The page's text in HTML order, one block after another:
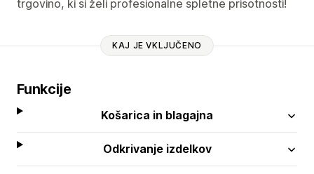
trgovino, ki si želi profesionalne spletne prisotnosti!
KAJ JE VKLJUČENO
Funkcije
Košarica in blagajna
Odkrivanje izdelkov